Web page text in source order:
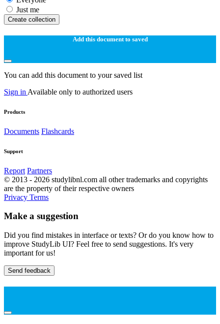
Just me
Create collection
Add this document to saved
You can add this document to your saved list
Sign in Available only to authorized users
Products
Documents Flashcards
Support
Report Partners
© 2013 - 2026 studylibnl.com all other trademarks and copyrights
are the property of their respective owners
Privacy Terms
Make a suggestion
Did you find mistakes in interface or texts? Or do you know how to
improve StudyLib UI? Feel free to send suggestions. It's very
important for us!
Send feedback